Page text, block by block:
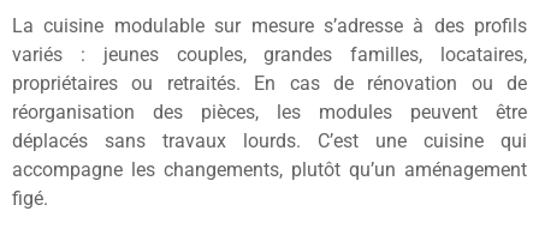
La cuisine modulable sur mesure s’adresse à des profils
variés : jeunes couples, grandes familles, locataires,
propriétaires ou retraités. En cas de rénovation ou de
réorganisation des pièces, les modules peuvent être
déplacés sans travaux lourds. C’est une cuisine qui
accompagne les changements, plutôt qu’un aménagement
figé.